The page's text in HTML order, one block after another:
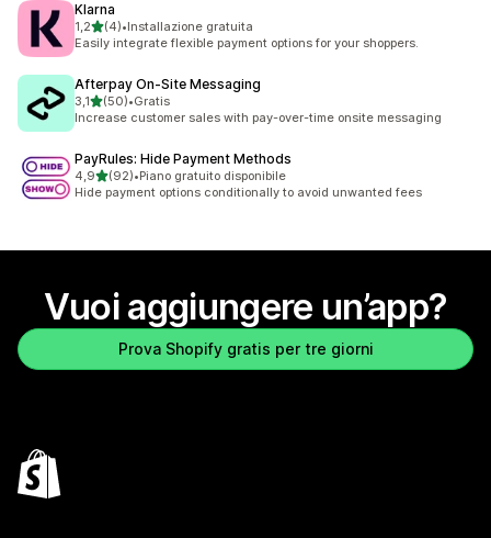
Klarna
1,2stelle su 5
(4)
4 recensioni totali
•Installazione gratuita
Easily integrate flexible payment options for your shoppers.
Afterpay On‑Site Messaging
3,1stelle su 5
(50)
50 recensioni totali
•Gratis
Increase customer sales with pay-over-time onsite messaging
PayRules: Hide Payment Methods
4,9stelle su 5
(92)
92 recensioni totali
•Piano gratuito disponibile
Hide payment options conditionally to avoid unwanted fees
Vuoi aggiungere un’app?
Prova Shopify gratis per tre giorni